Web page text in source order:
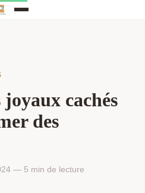
joyaux cachés
des
— 5 min de lecture